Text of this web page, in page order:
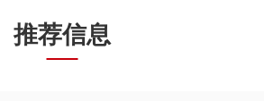
推荐信息